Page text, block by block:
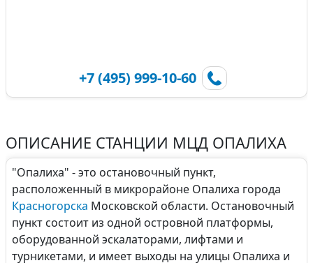
+7 (495) 999-10-60
ОПИСАНИЕ СТАНЦИИ МЦД ОПАЛИХА
"Опалиха" - это остановочный пункт,
расположенный в микрорайоне Опалиха города
Красногорска Московской области. Остановочный
пункт состоит из одной островной платформы,
оборудованной эскалаторами, лифтами и
турникетами, и имеет выходы на улицы Опалиха и